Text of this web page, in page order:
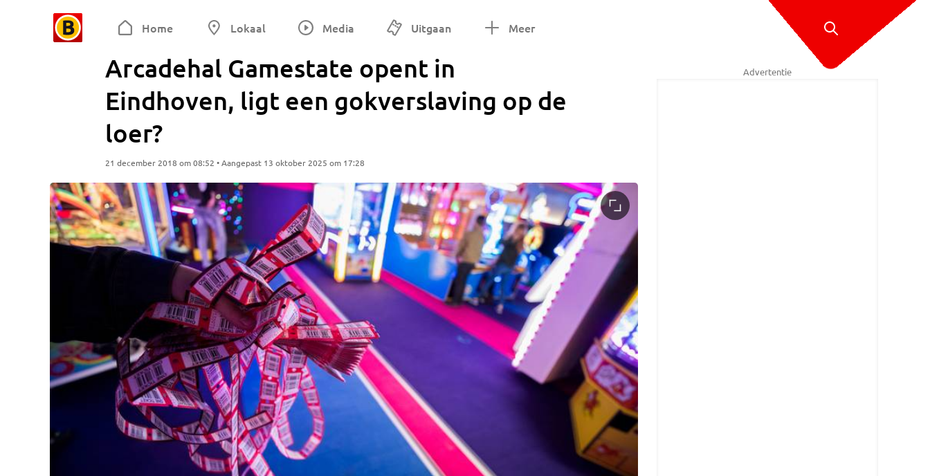
Home Lokaal Media Uitgaan Meer
Arcadehal Gamestate opent in
Eindhoven, ligt een gokverslaving op de
loer?
21 december 2018 om 08:52 • Aangepast 13 oktober 2025 om 17:28
Advertentie